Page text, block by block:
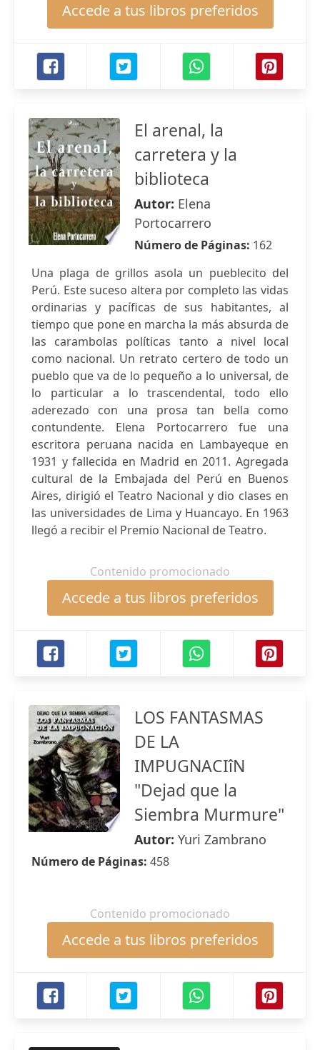
Accede a tus libros preferidos
El arenal, la
carretera y la
biblioteca
Autor: Elena
Portocarrero
Número de Páginas: 162
Una plaga de grillos asola un pueblecito del
Perú. Este suceso altera por completo las vidas
ordinarias y pacíficas de sus habitantes, al
tiempo que pone en marcha la más absurda de
las carambolas políticas tanto a nivel local
como nacional. Un retrato certero de todo un
pueblo que va de lo pequeño a lo universal, de
lo particular a lo trascendental, todo ello
aderezado con una prosa tan bella como
contundente. Elena Portocarrero fue una
escritora peruana nacida en Lambayeque en
1931 y fallecida en Madrid en 2011. Agregada
cultural de la Embajada del Perú en Buenos
Aires, dirigió el Teatro Nacional y dio clases en
las universidades de Lima y Huancayo. En 1963
llegó a recibir el Premio Nacional de Teatro.
Contenido promocionado
Accede a tus libros preferidos
LOS FANTASMAS
DE LA
IMPUGNACIîN
"Dejad que la
Siembra Murmure"
Autor: Yuri Zambrano
Número de Páginas: 458
Contenido promocionado
Accede a tus libros preferidos